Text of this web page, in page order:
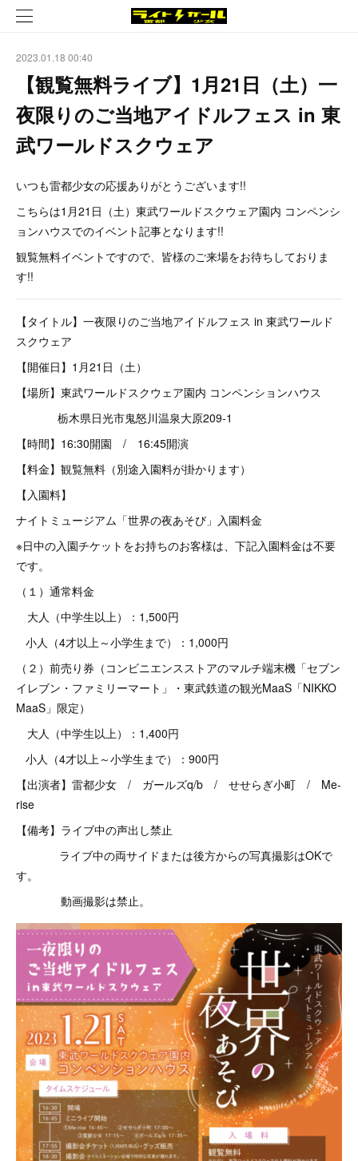
2023.01.18 00:40
【観覧無料ライブ】1月21日（土）一
夜限りのご当地アイドルフェス in 東
武ワールドスクウェア
いつも雷都少女の応援ありがとうございます!!
こちらは1月21日（土）東武ワールドスクウェア園内 コンペンシ
ョンハウスでのイベント記事となります!!
観覧無料イベントですので、皆様のご来場をお待ちしておりま
す!!
【タイトル】一夜限りのご当地アイドルフェス in 東武ワールド
スクウェア
【開催日】1月21日（土）
【場所】東武ワールドスクウェア園内 コンペンションハウス
栃木県日光市鬼怒川温泉大原209-1
【時間】16:30開園 / 16:45開演
【料金】観覧無料（別途入園料が掛かります）
【入園料】
ナイトミュージアム「世界の夜あそび」入園料金
※日中の入園チケットをお持ちのお客様は、下記入園料金は不要
です。
（１）通常料金
大人（中学生以上）：1,500円
小人（4才以上～小学生まで）：1,000円
（２）前売り券（コンビニエンスストアのマルチ端末機「セブン
イレブン・ファミリーマート」・東武鉄道の観光MaaS「NIKKO
MaaS」限定）
大人（中学生以上）：1,400円
小人（4才以上～小学生まで）：900円
【出演者】雷都少女 / ガールズq/b / せせらぎ小町 / Me-
rise
【備考】ライブ中の声出し禁止
ライブ中の両サイドまたは後方からの写真撮影はOKで
す。
動画撮影は禁止。